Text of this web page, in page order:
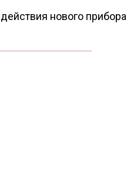
нового